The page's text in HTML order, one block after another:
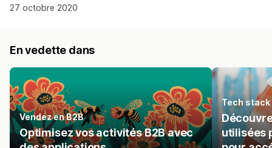
27 octobre 2020
En vedette dans
Vendez en B2B
Optimisez vos activités B2B avec
Tech stack
utilisées